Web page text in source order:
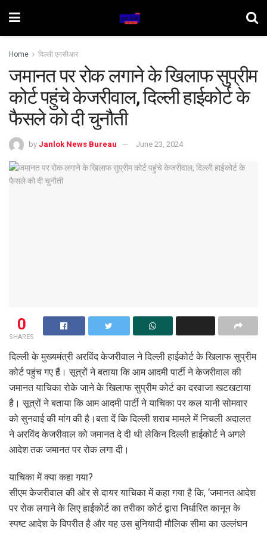
Home दिल्ली एनसीआर
जमानत पर रोक लगाने के खिलाफ सुप्रीम
कोर्ट पहुंचे केजरीवाल, दिल्ली हाईकोर्ट के
फैसले को दी चुनौती
by Janlok News Bureau June 23, 2024
0
SHARES
दिल्ली के मुख्यमंत्री अरविंद केजरीवाल ने दिल्ली हाईकोर्ट के खिलाफ सुप्रीम
कोर्ट पहुंच गए हैं। सूत्रों ने बताया कि आम आदमी पार्टी ने केजरीवाल की
जमानत याचिका रोके जाने के खिलाफ सुप्रीम कोर्ट का दरवाजा खटखटाया
है। सूत्रों ने बताया कि आम आदमी पार्टी ने याचिका पर कल यानी सोमवार
को सुनवाई की मांग की है।बता दें कि दिल्ली शराब मामले में निचली अदालत
ने अरविंद केजरीवाल को जमानत दे दी थी लेकिन दिल्ली हाईकोर्ट ने अगले
आदेश तक जमानत पर रोक लगा दी।
याचिका में क्या कहा गया?
सीएम केजरीवाल की ओर से दायर याचिका में कहा गया है कि, ‘जमानत आदेश
पर रोक लगाने के लिए हाईकोर्ट का तरीका कोर्ट द्वारा निर्धारित कानून के
स्पष्ट आदेश के विपरीत है और यह उस बुनियादी मौलिक सीमा का उल्लंघन